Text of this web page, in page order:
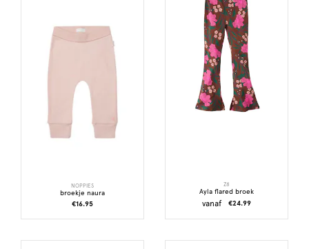
NOPPIES
broekje naura
€16.95
Z8
Ayla flared broek
vanaf €24.99